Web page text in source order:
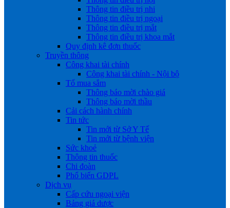
Thông tin điều trị nhi
Thông tin điều trị ngoại
Thông tin điều trị mắt
Thông tin điều trị khoa mắt
Quy định kê đơn thuốc
Truyền thông
Công khai tài chính
Công khai tài chính - Nội bộ
Tổ mua sắm
Thông báo mời chào giá
Thông báo mời thầu
Cải cách hành chính
Tin tức
Tin mới từ Sở Y Tế
Tin mới từ bệnh viện
Sức khoẻ
Thông tin thuốc
Chi đoàn
Phổ biến GDPL
Dịch vụ
Cấp cứu ngoại viện
Bảng giá dược